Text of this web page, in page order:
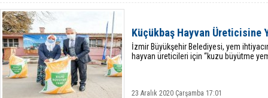
Küçükbaş Hayvan Üreticisine
İzmir Büyükşehir Belediyesi, yem
hayvan üreticileri için “kuzu büyütme
23 Aralık 2020 Çarşamba 17:01